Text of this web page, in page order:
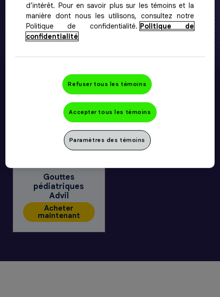
Raisin sans
colorant
Raisin
Fruits
Gouttes
pédiatriques
Advil
Acheter
maintenant
d’intérêt. Pour en savoir plus sur les témoins et la
manière dont nous les utilisons, consultez notre
Politique de confidentialité. Politique de
confidentialité
Refuser tous les témoins
Accepter tous les témoins
Paramètres des témoins